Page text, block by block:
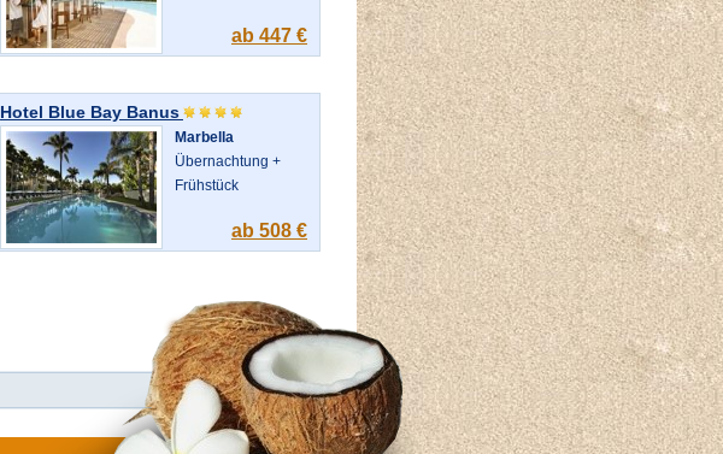
ab 447 €
Hotel Blue Bay Banus
Marbella
Übernachtung +
Frühstück
ab 508 €